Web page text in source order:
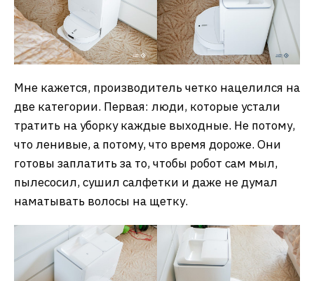
Мне кажется, производитель четко нацелился на
две категории. Первая: люди, которые устали
тратить на уборку каждые выходные. Не потому,
что ленивые, а потому, что время дороже. Они
готовы заплатить за то, чтобы робот сам мыл,
пылесосил, сушил салфетки и даже не думал
наматывать волосы на щетку.